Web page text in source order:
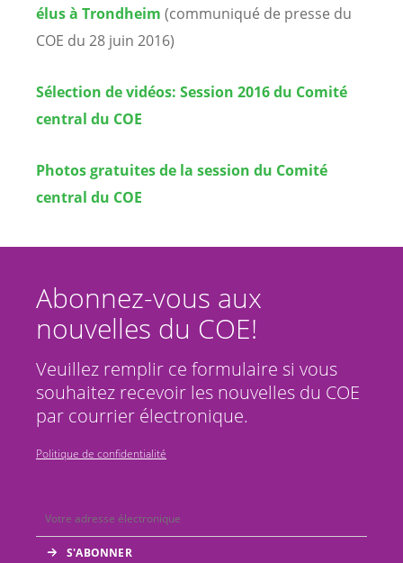
élus à Trondheim (communiqué de presse du
COE du 28 juin 2016)
Sélection de vidéos: Session 2016 du Comité
central du COE
Photos gratuites de la session du Comité
central du COE
Abonnez-vous aux
nouvelles du COE!
Veuillez remplir ce formulaire si vous
souhaitez recevoir les nouvelles du COE
par courrier électronique.
Politique de confidentialité